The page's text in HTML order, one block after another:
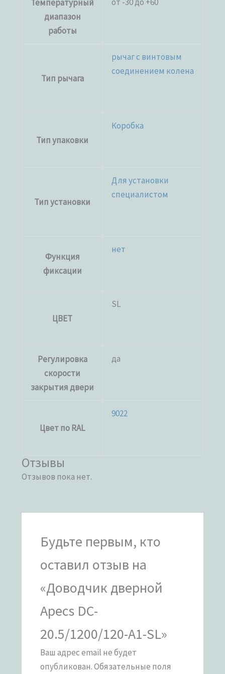
Температурный
диапазон
работы
Тип рычага
рычаг с винтовым
соединением колена
Тип упаковки
Коробка
Тип установки
Для установки
специалистом
Функция
фиксации
нет
ЦВЕТ
SL
Регулировка
скорости
закрытия двери
да
Цвет по RAL
9022
Отзывы
Отзывов пока нет.
Будьте первым, кто
оставил отзыв на
«Доводчик дверной
Apecs DC-
20.5/1200/120-A1-SL»
Ваш адрес email не будет
опубликован.Обязательные поля